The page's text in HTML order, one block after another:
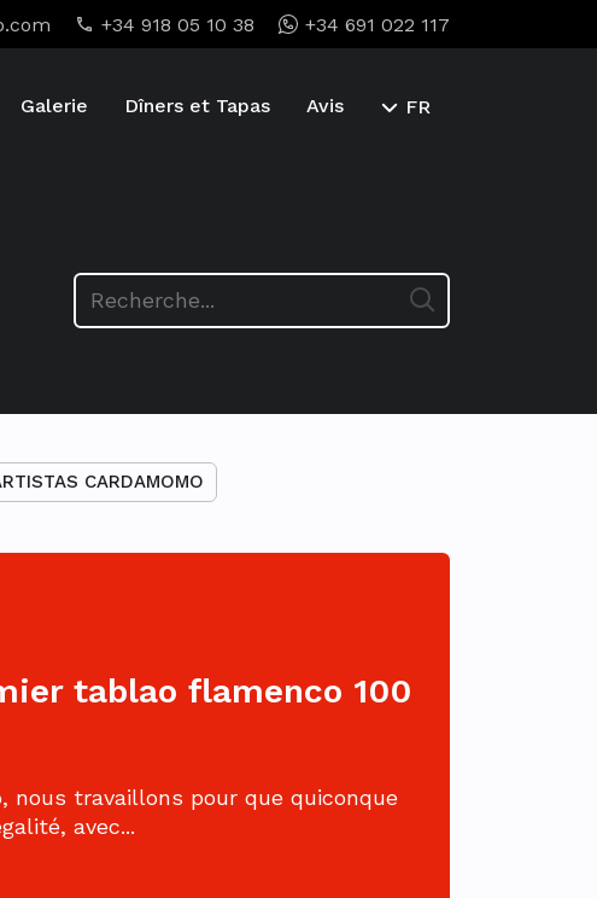
+34 918 05 10 38 +34 691 022 117
Galerie Dîners et Tapas Avis FR
CARDAMOMO
tablao flamenco 100
nous travaillons pour que quiconque
avec...